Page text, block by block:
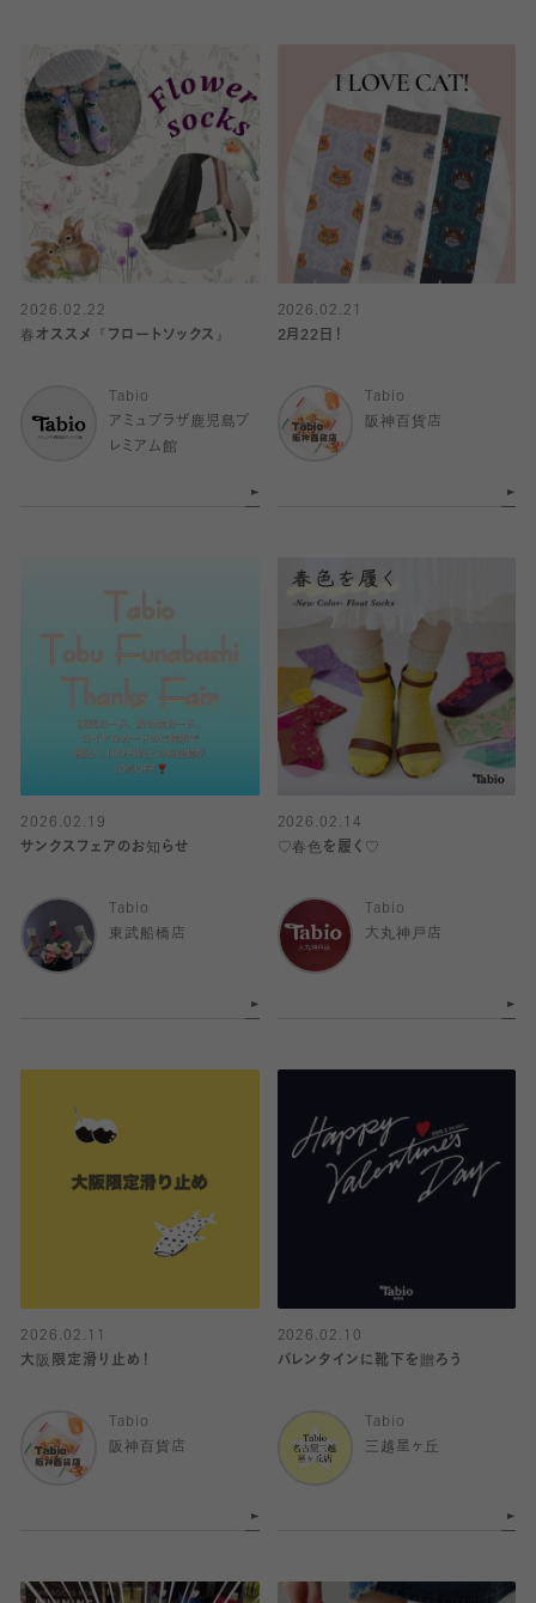
2026.02.22
春オススメ『フロートソックス』
Tabio
アミュプラザ鹿児島プ
レミアム館
2026.02.21
2月22日！
Tabio
阪神百貨店
2026.02.19
サンクスフェアのお知らせ
Tabio
東武船橋店
2026.02.14
♡春色を履く♡
Tabio
大丸神戸店
2026.02.11
大阪限定滑り止め！
Tabio
阪神百貨店
2026.02.10
バレンタインに靴下を贈ろう
Tabio
三越星ヶ丘